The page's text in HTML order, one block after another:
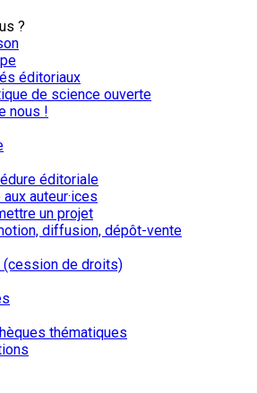
?
éditoriaux
de science ouverte
nous !
éditoriale
auteur·ices
un projet
diffusion, dépôt-vente
(cession de droits)
thématiques